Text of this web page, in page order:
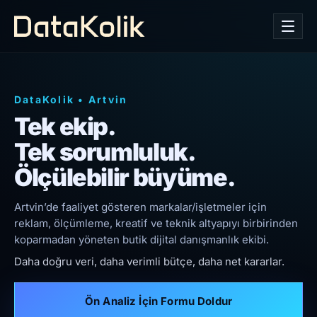
DataKolik • Artvin
Tek ekip.
Tek sorumluluk.
Ölçülebilir büyüme.
Artvin’de faaliyet gösteren markalar/işletmeler için
reklam, ölçümleme, kreatif ve teknik altyapıyı birbirinden
koparmadan yöneten butik dijital danışmanlık ekibi.
Daha doğru veri, daha verimli bütçe, daha net kararlar.
Ön Analiz İçin Formu Doldur